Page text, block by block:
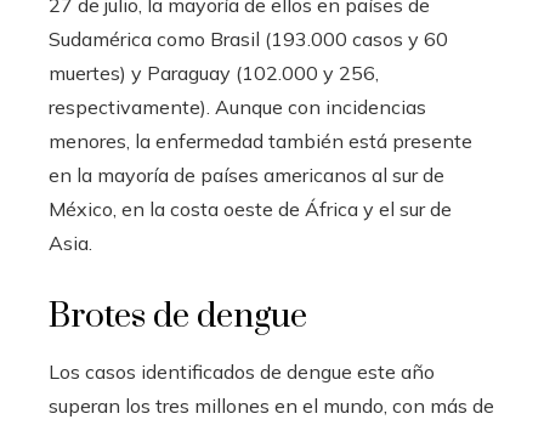
Sudamérica como Brasil (193.000 casos y 60
muertes) y Paraguay (102.000 y 256,
respectivamente). Aunque con incidencias
menores, la enfermedad también está presente
en la mayoría de países americanos al sur de
México, en la costa oeste de África y el sur de
Asia.
Brotes de dengue
Los casos identificados de dengue este año
superan los tres millones en el mundo, con más de